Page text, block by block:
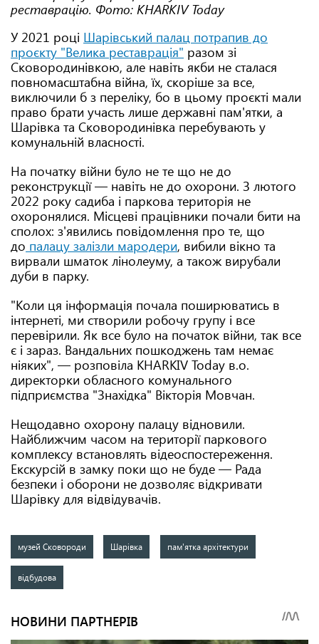
реставрацію. Фото: KHARKIV Today
У 2021 році Шарівський палац потрапив до
проєкту "Велика реставрація" разом зі
Сковородинівкою, але навіть якби не сталася
повномасштабна війна, їх, скоріше за все,
виключили б з переліку, бо в цьому проєкті мали
право брати участь лише державні пам'ятки, а
Шарівка та Сковородинівка перебувають у
комунальній власності.
На початку війни було не те що не до
реконструкції — навіть не до охорони. З лютого
2022 року садиба і паркова територія не
охоронялися. Місцеві працівники почали бити на
сполох: з'явились повідомлення про те, що
до палацу залізли мародери, вибили вікно та
вирвали шматок лінолеуму, а також вирубали
дуби в парку.
"Коли ця інформація почала поширюватись в
інтернеті, ми створили робочу групу і все
перевірили. Як все було на початок війни, так все
є і зараз. Вандальних пошкоджень там немає
ніяких", — розповіла KHARKIV Today в.о.
директорки обласного комунального
підприємства "Знахідка" Вікторія Мовчан.
Нещодавно охорону палацу відновили.
Найближчим часом на території паркового
комплексу встановлять відеоспостереження.
Екскурсій в замку поки що не буде — Рада
безпеки і оборони не дозволяє відкривати
Шарівку для відвідувачів.
музей Сковороди Шарівка пам'ятка архітектури
відбудова